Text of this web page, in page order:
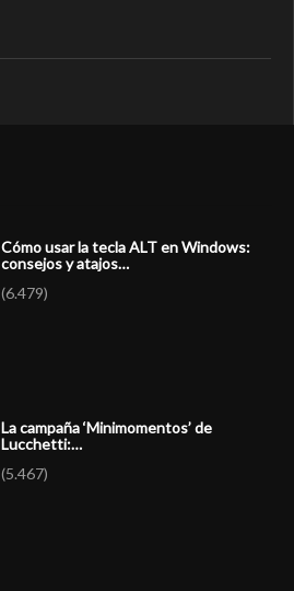
Cómo usar la tecla ALT en Windows:
consejos y atajos…
(6.479)
La campaña ‘Minimomentos’ de
Lucchetti:…
(5.467)